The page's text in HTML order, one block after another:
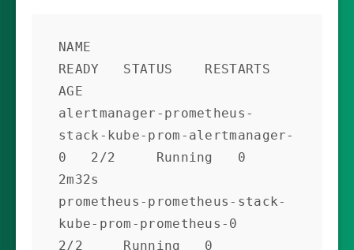
NAME
READY   STATUS    RESTARTS
AGE
alertmanager-prometheus-
stack-kube-prom-alertmanager-
0   2/2     Running   0
2m32s
prometheus-prometheus-stack-
kube-prom-prometheus-0
2/2     Running   0